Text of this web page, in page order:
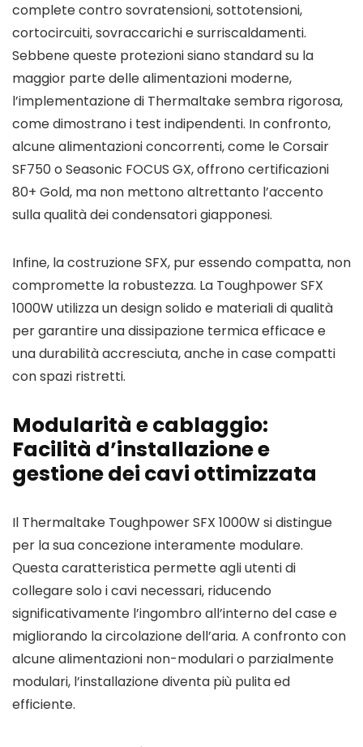
complete contro sovratensioni, sottotensioni,
cortocircuiti, sovraccarichi e surriscaldamenti.
Sebbene queste protezioni siano standard su la
maggior parte delle alimentazioni moderne,
l’implementazione di Thermaltake sembra rigorosa,
come dimostrano i test indipendenti. In confronto,
alcune alimentazioni concorrenti, come le Corsair
SF750 o Seasonic FOCUS GX, offrono certificazioni
80+ Gold, ma non mettono altrettanto l’accento
sulla qualità dei condensatori giapponesi.
Infine, la costruzione SFX, pur essendo compatta, non
compromette la robustezza. La Toughpower SFX
1000W utilizza un design solido e materiali di qualità
per garantire una dissipazione termica efficace e
una durabilità accresciuta, anche in case compatti
con spazi ristretti.
Modularità e cablaggio:
Facilità d’installazione e
gestione dei cavi ottimizzata
Il Thermaltake Toughpower SFX 1000W si distingue
per la sua concezione interamente modulare.
Questa caratteristica permette agli utenti di
collegare solo i cavi necessari, riducendo
significativamente l’ingombro all’interno del case e
migliorando la circolazione dell’aria. A confronto con
alcune alimentazioni non-modulari o parzialmente
modulari, l’installazione diventa più pulita ed
efficiente.